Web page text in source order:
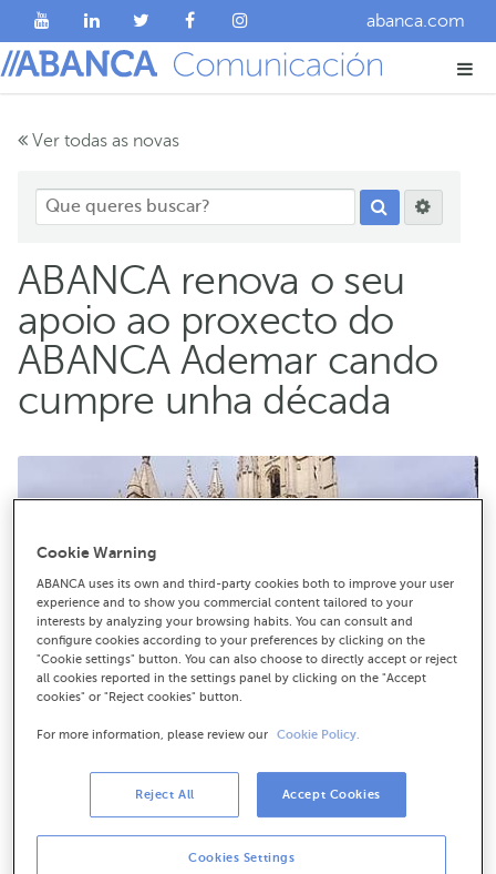
abanca.com
Ver todas as novas
ABANCA renova o seu
apoio ao proxecto do
ABANCA Ademar cando
cumpre unha década
Representantes de ABANCA, encabezados polo director
xogadores, corpo técnico e equipo directivo do ABANCA
Cookie Warning
ABANCA uses its own and third-party cookies both to improve your user
experience and to show you commercial content tailored to your
interests by analyzing your browsing habits. You can consult and
configure cookies according to your preferences by clicking on the
"Cookie settings" button. You can also choose to directly accept or reject
all cookies reported in the settings panel by clicking on the "Accept
cookies" or "Reject cookies" button.
For more information, please review our Cookie Policy.
Cookies Settings
Reject All Accept Cookies